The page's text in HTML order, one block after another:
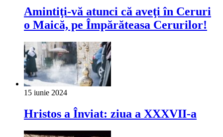
Amintiţi-vă atunci că aveţi în Ceruri
o Maică, pe Împărăteasa Cerurilor!
15 iunie 2024
Hristos a Înviat: ziua a XXXVII-a